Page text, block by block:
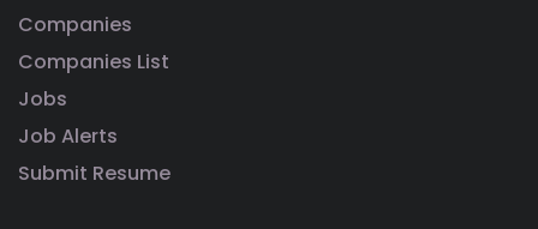
Companies
Companies List
Jobs
Job Alerts
Submit Resume